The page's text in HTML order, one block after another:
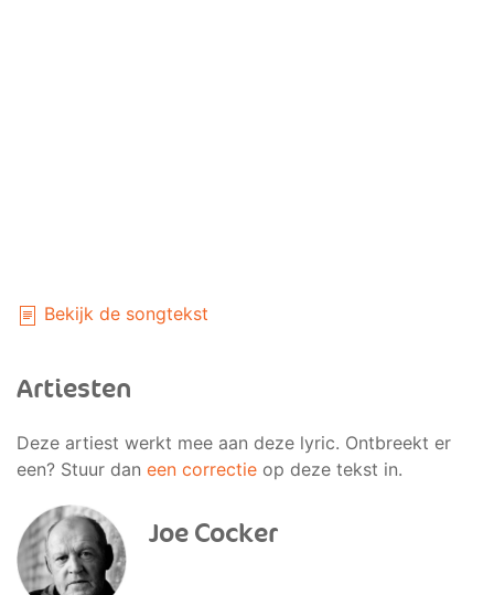
Bekijk de songtekst
Artiesten
Deze artiest werkt mee aan deze lyric. Ontbreekt er
een? Stuur dan een correctie op deze tekst in.
Joe Cocker